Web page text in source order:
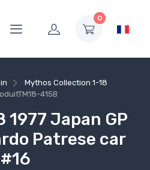
0
Mythos Collection 1-18
TM18-415B
1977 Japan GP
Patrese car
#16